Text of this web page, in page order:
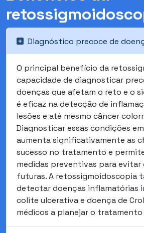
Diagnóstico precoce de
O principal benefício da
capacidade de diagnosticar
doenças que afetam o reto e o
é eficaz na detecção de
lesões e até mesmo câncer
Diagnosticar essas condições
aumenta significativamente as
sucesso no tratamento e
medidas preventivas para evitar
futuras. A retossigmoidoscopia
detectar doenças inflamatórias
colite ulcerativa e doença de
médicos a planejar o tratamento